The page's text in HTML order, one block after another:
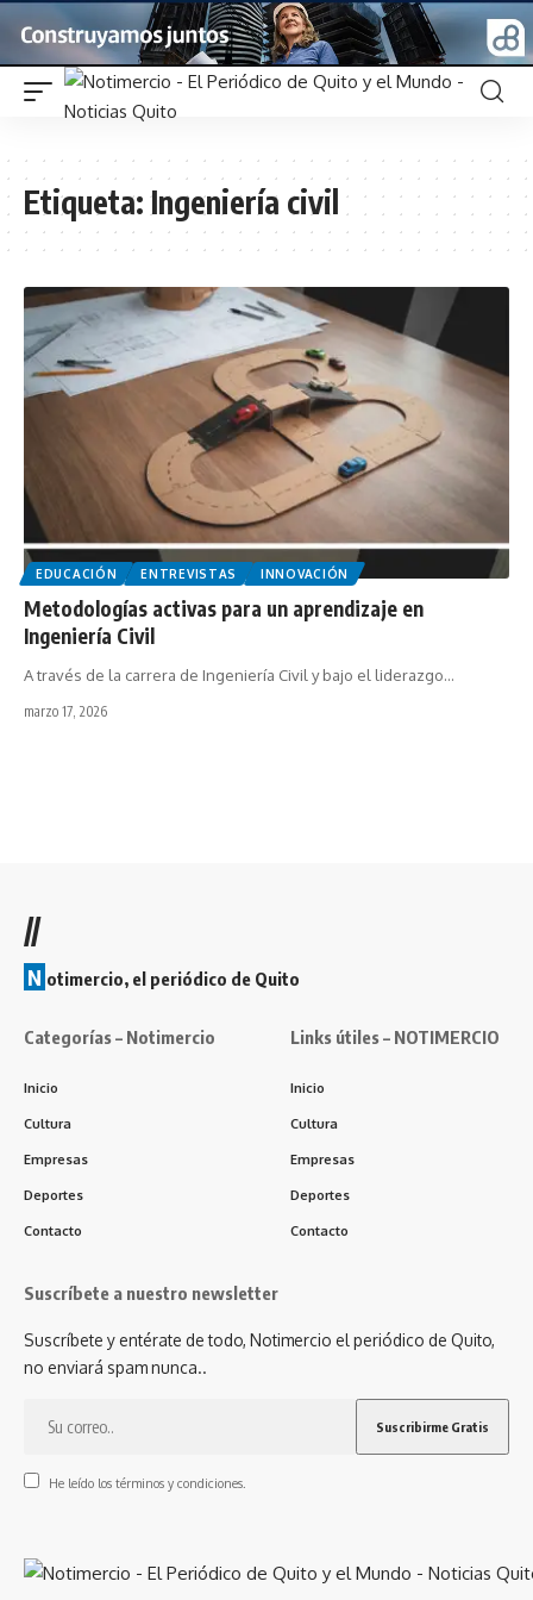
Etiqueta:Ingeniería civil
EDUCACIÓN ENTREVISTAS INNOVACIÓN
Metodologías activas para un aprendizaje en
Ingeniería Civil
A través de la carrera de Ingeniería Civil y bajo el liderazgo…
marzo 17, 2026
//
N otimercio, el periódico de Quito
Categorías – Notimercio
Inicio
Cultura
Empresas
Deportes
Contacto
Links útiles – NOTIMERCIO
Inicio
Cultura
Empresas
Deportes
Contacto
Suscríbete a nuestro newsletter
Suscríbete y entérate de todo, Notimercio el periódico de Quito,
no enviará spam nunca..
He leído los términos y condiciones.